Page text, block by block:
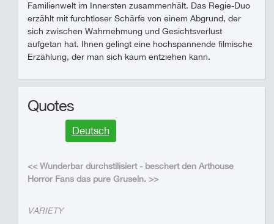
Familienwelt im Innersten zusammenhält. Das Regie-Duo
erzählt mit furchtloser Schärfe von einem Abgrund, der
sich zwischen Wahrnehmung und Gesichtsverlust
aufgetan hat. Ihnen gelingt eine hochspannende filmische
Erzählung, der man sich kaum entziehen kann.
Quotes
Deutsch
<< Wunderbar durchstilisiert - beschert den Arthouse
Horror Fans das pure Gruseln. >>
VARIETY